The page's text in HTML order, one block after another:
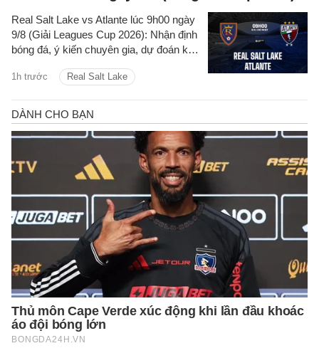
1h trước Real Salt Lake
Real Salt Lake vs Atlante lúc 9h00 ngày
9/8 (Giải Leagues Cup 2026): Nhận định
bóng đá, ý kiến chuyên gia, dự đoán kết